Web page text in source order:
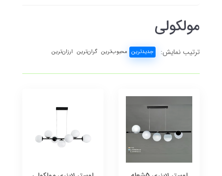
مولکولی
ترتیب نمایش: جدیدترین محبوب‌ترین گران‌ترین ارزان‌ترین